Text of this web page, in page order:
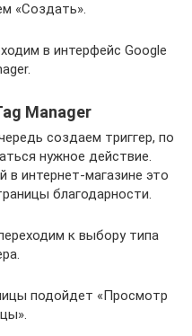
«Создать».
в интерфейс Google
Manager
создаем триггер, по
нужное действие.
в интернет-магазине это
благодарности.
к выбору типа
подойдет «Просмотр